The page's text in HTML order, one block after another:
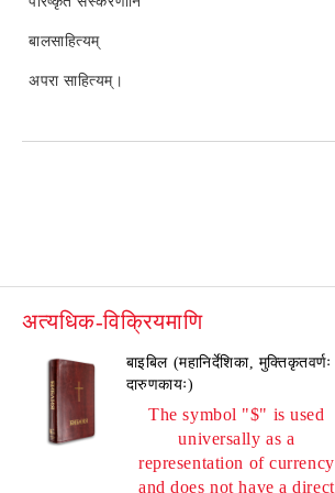
बालसाहित्यम्
अपरा साहित्यम्।
अत्यधिक-विक्रियमाणि
बाइबिल (महानिर्देशिका, मुक्तिकृतवर्णः
दारुणकायः)
The symbol "$" is used
universally as a
representation of currency
and does not have a direct